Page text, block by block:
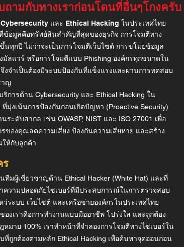
ถามกับทางเราก่อนโดนที่อื่นๆโกงครับ
และ Ethical Hacking ในประเทศไทย
ข้อมูลคือทรัพย์สินสำคัญที่สุดของธุรกิจ การโจมตีทาง
นทุกปี ไม่ว่าจะเป็นการโจมตีเว็บไซต์ การขโมยข้อมูล
มัลแวร์ หรือการโจมตีแบบ Phishing องค์กรทุกขนาดใน
งจำเป็นต้องมีระบบป้องกันที่แข็งแรงและผ่านการทดสอบ
าญ
ริการด้าน Cybersecurity และ Ethical Hacking ใน
ที่มุ่งเน้นการป้องกันก่อนเกิดปัญหา (Proactive Security)
ระดับสากล เช่น OWASP, NIST และ ISO 27001 เพื่อ
รของคุณลดความเสี่ยง ป้องกันความเสียหาย และสร้าง
ให้กับลูกค้า
ร
นทีมผู้เชี่ยวชาญด้าน Ethical Hacker (White Hat) และที่
ความปลอดภัยไซเบอร์ที่มีประสบการณ์ในการตรวจสอบ
ว่ระบบ เว็บไซต์ และเครือข่ายองค์กรในประเทศไทย
องเราคือการทำงานแบบมืออาชีพ โปร่งใส และถูกต้อง
หมาย 100% เราทำหน้าที่จำลองการโจมตีทางไซเบอร์ใน
ที่ถูกต้องตามหลัก Ethical Hacking เพื่อค้นหาจุดอ่อนก่อน